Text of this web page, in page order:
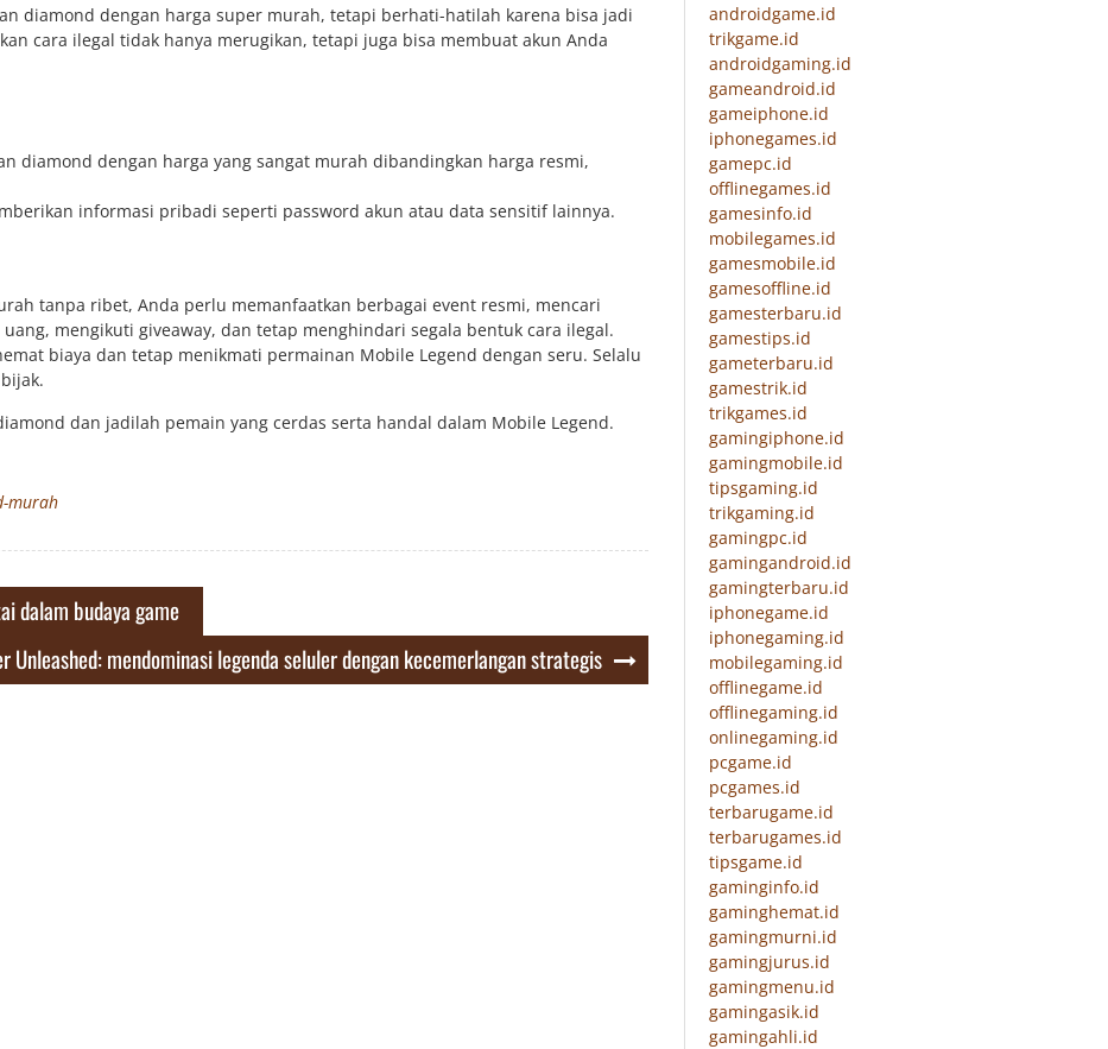
diamond dengan harga super murah, tetapi berhati-hatilah karena bisa jadi
cara ilegal tidak hanya merugikan, tetapi juga bisa membuat akun Anda
diamond dengan harga yang sangat murah dibandingkan harga resmi,
informasi pribadi seperti password akun atau data sensitif lainnya.
tanpa ribet, Anda perlu memanfaatkan berbagai event resmi, mencari
mengikuti giveaway, dan tetap menghindari segala bentuk cara ilegal.
biaya dan tetap menikmati permainan Mobile Legend dengan seru. Selalu
dan jadilah pemain yang cerdas serta handal dalam Mobile Legend.
murah
dalam budaya game
Unleashed: mendominasi legenda seluler dengan kecemerlangan strategis
androidgame.id
trikgame.id
androidgaming.id
gameandroid.id
gameiphone.id
iphonegames.id
gamepc.id
offlinegames.id
gamesinfo.id
mobilegames.id
gamesmobile.id
gamesoffline.id
gamesterbaru.id
gamestips.id
gameterbaru.id
gamestrik.id
trikgames.id
gamingiphone.id
gamingmobile.id
tipsgaming.id
trikgaming.id
gamingpc.id
gamingandroid.id
gamingterbaru.id
iphonegame.id
iphonegaming.id
mobilegaming.id
offlinegame.id
offlinegaming.id
onlinegaming.id
pcgame.id
pcgames.id
terbarugame.id
terbarugames.id
tipsgame.id
gaminginfo.id
gaminghemat.id
gamingmurni.id
gamingjurus.id
gamingmenu.id
gamingasik.id
gamingahli.id